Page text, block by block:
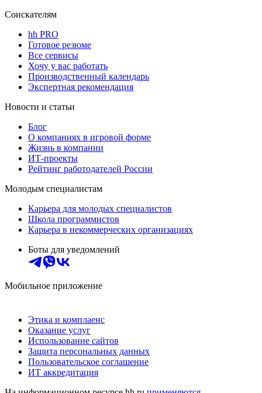
Соискателям
hh PRO
Готовое резюме
Все сервисы
Хочу у вас работать
Производственный календарь
Экспертная рекомендация
Новости и статьи
Блог
О компаниях в игровой форме
Жизнь в компании
ИТ-проекты
Рейтинг работодателей России
Молодым специалистам
Карьера для молодых специалистов
Школа программистов
Карьера в некоммерческих организациях
Боты для уведомлений
Мобильное приложение
Этика и комплаенс
Оказание услуг
Использование сайтов
Защита персональных данных
Пользовательское соглашение
ИТ аккредитация